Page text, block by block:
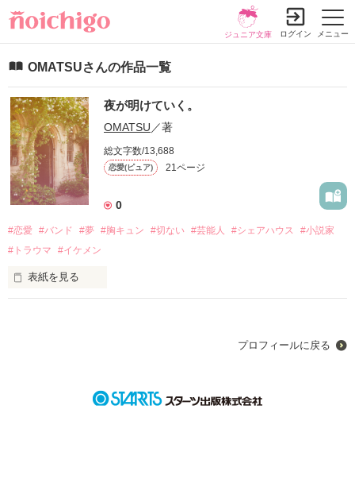
メニュー
ジュニア文庫 ログイン
OMATSUさんの作品一覧
夜が明けていく。
OMATSU ／著
総文字数/13,688
恋愛(ピュア) 21ページ
0
#恋愛 #バンド #夢 #胸キュン #切ない #芸能人 #シェアハウス
#小説家
#トラウマ
#イケメン
表紙を見る
今はただ暗闇の中にいる。
プロフィールに戻る